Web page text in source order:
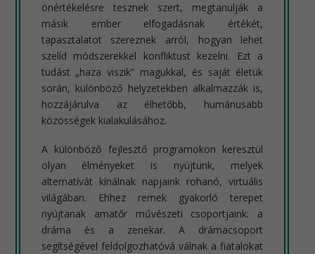
önértékelésre tesznek szert, megtanulják a
másik ember elfogadásnak értékét,
tapasztalatot szereznek arról, hogyan lehet
szelíd módszerekkel konfliktust kezelni. Ezt a
tudást „haza viszik” magukkal, és saját életük
során, különböző helyzetekben alkalmazzák is,
hozzájárulva az élhetőbb, humánusabb
közösségek kialakulásához.
A különböző fejlesztő programokon keresztül
olyan élményeket is nyújtunk, melyek
alternatívát kínálnak napjaink rohanó, virtuális
világában. Ehhez remek gyakorló terepet
nyújtanak amatőr művészeti csoportjaink: a
dráma és a zenekar. A drámacsoport
segítségével feldolgozhatóvá válnak a fiatalokat